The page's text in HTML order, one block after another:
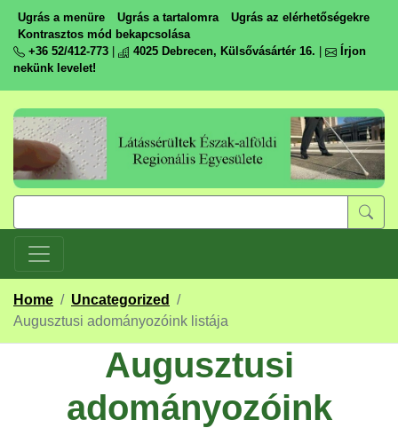
Ugrás a menüre Ugrás a tartalomra
Ugrás az elérhetőségekre
Kontrasztos mód bekapcsolása
+36 52/412-773
4025 Debrecen, Külsővásártér 16.
Írjon
nekünk levelet!
Home / Uncategorized
/
Augusztusi adományozóink listája
Augusztusi
adományozóink